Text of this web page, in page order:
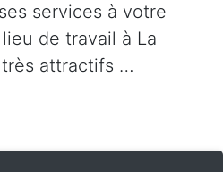
services à votre
de travail à La
attractifs …